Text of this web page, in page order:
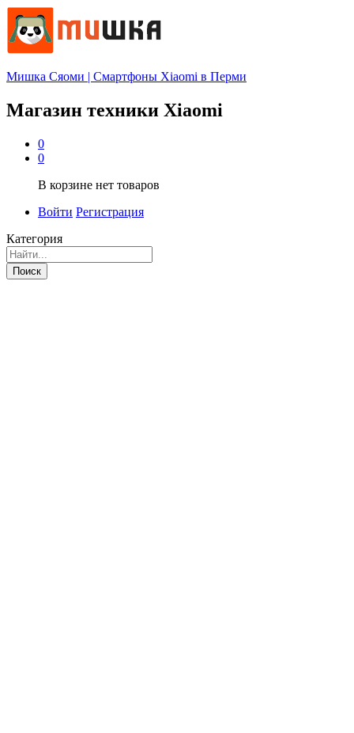
Мишка Сяоми | Смартфоны Xiaomi в Перми
Магазин техники Xiaomi
0
0
В корзине нет товаров
Войти Регистрация
Категория
Поиск